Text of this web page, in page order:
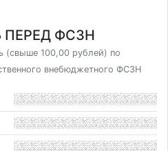
ФСЗН
(свыше 100,00 рублей) по
внебюджетного ФСЗН